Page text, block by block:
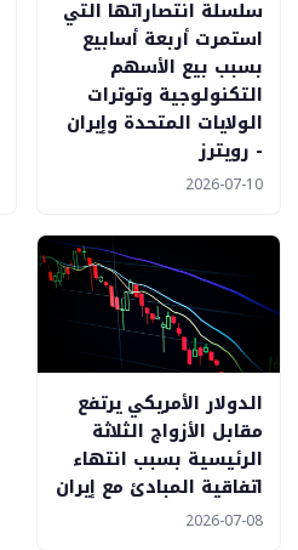
سلسلة انتصاراتها التي
استمرت أربعة أسابيع
بسبب بيع الأسهم
التكنولوجية وتوترات
الولايات المتحدة وإيران
- رويترز
2026-07-10
الدولار الأمريكي يرتفع
مقابل الأزواج الثلاثة
الرئيسية بسبب انتهاء
اتفاقية المبادئ مع إيران
2026-07-08